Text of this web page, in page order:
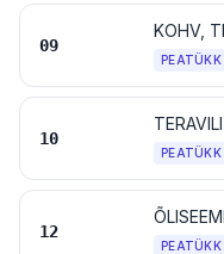
09
KOHV,
PEATÜKK
10
TERAVILI
PEATÜKK
12
PEATÜKK